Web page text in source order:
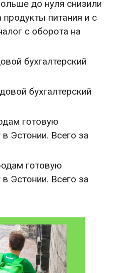
до нуля снизили
продукты питания и с
с оборота на
бухгалтерский
бухгалтерский
готовую
Эстонии. Всего за
готовую
Эстонии. Всего за